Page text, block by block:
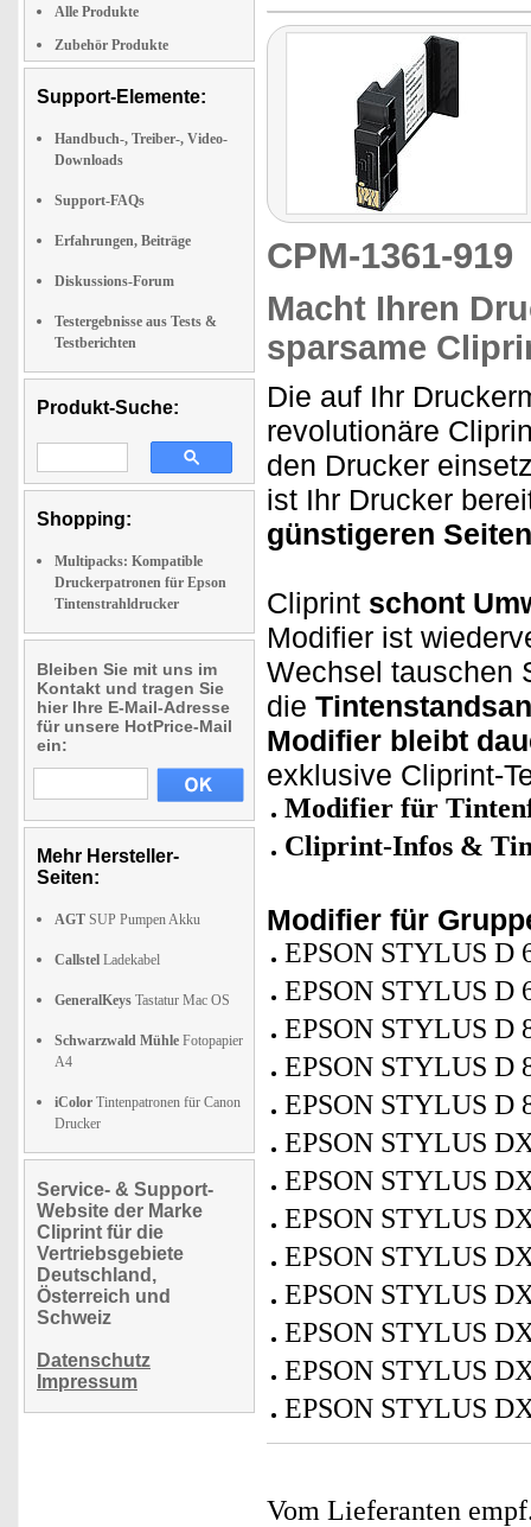
Alle Produkte
Zubehör Produkte
Support-Elemente:
Handbuch-, Treiber-, Video-
Downloads
Support-FAQs
Erfahrungen, Beiträge
Diskussions-Forum
Testergebnisse aus Tests &
Testberichten
Produkt-Suche:
Shopping:
Multipacks: Kompatible
Druckerpatronen für Epson
Tintenstrahldrucker
Bleiben Sie mit uns im
Kontakt und tragen Sie
hier Ihre E-Mail-Adresse
für unsere HotPrice-Mail
ein:
Mehr Hersteller-
Seiten:
AGT SUP Pumpen Akku
Callstel Ladekabel
GeneralKeys Tastatur Mac OS
Schwarzwald Mühle Fotopapier
A4
iColor Tintenpatronen für Canon
Drucker
Service- & Support-
Website der Marke
Cliprint für die
Vertriebsgebiete
Deutschland,
Österreich und
Schweiz
Datenschutz
Impressum
CPM-1361-
Macht Ihren
sparsame
Die auf Ihr
revolutionäre
den Drucker
ist Ihr Drucker
günstigeren
Cliprint schont
Modifier ist
Wechsel tauschen
die
Modifier bleibt
exklusive Cliprint-
Modifier für
Cliprint-Infos &
Modifier für
EPSON STYLUS D
EPSON STYLUS D
EPSON STYLUS D
EPSON STYLUS D
EPSON STYLUS D
EPSON STYLUS
EPSON STYLUS
EPSON STYLUS
EPSON STYLUS
EPSON STYLUS
EPSON STYLUS
EPSON STYLUS
EPSON STYLUS
Vom Lieferanten